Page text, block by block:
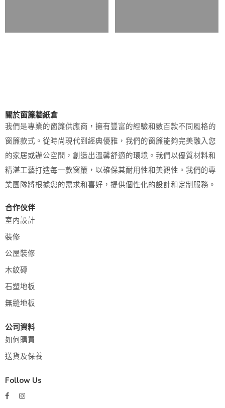
關於窗簾牆紙倉
我們是專業的窗簾供應商，擁有豐富的經驗和數百款不同風格的
窗簾款式。從時尚現代到經典優雅，我們的窗簾能夠完美融入您
的家居或辦公空間，創造出溫馨舒適的環境。我們以優質材料和
精湛工藝打造每一款窗簾，以確保其耐用性和美觀性。我們的專
業團隊將根據您的需求和喜好，提供個性化的設計和定制服務。
合作伙伴
室內設計
裝修
公屋裝修
木紋磚
石塑地板
無縫地板
公司資料
如何購買
送貨及保養
Follow Us